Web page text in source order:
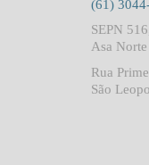
(61)
SEPN
Asa
Rua
São